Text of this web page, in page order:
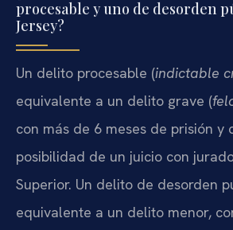
procesable y uno de desorden
Jersey?
Un delito procesable (indictable
equivalente a un delito grave (
con más de 6 meses de prisión y
posibilidad de un juicio con
Superior. Un delito de desorden
equivalente a un delito menor,